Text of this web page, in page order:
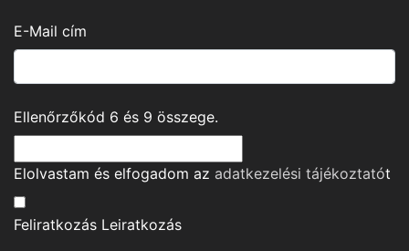
E-Mail cím
Ellenőrzőkód 6 és 9 összege.
Elolvastam és elfogadom az adatkezelési tájékoztatót
Feliratkozás Leiratkozás